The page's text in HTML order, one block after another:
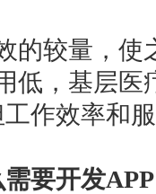
的较量，使
低，基层医
作效率和
要开发